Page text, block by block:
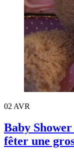
02 AVR
Baby
fêter une